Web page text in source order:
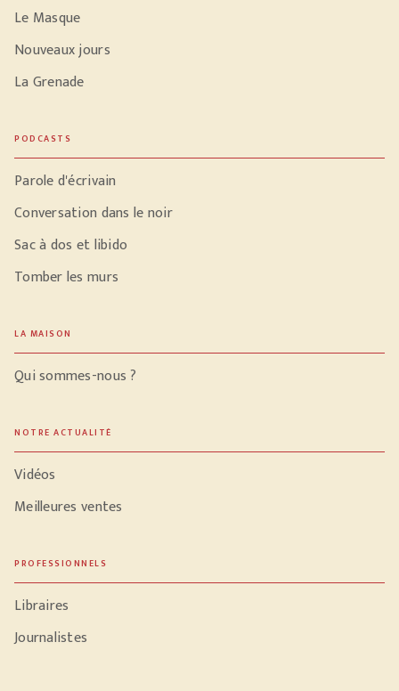
Le Masque
Nouveaux jours
La Grenade
PODCASTS
Parole d'écrivain
Conversation dans le noir
Sac à dos et libido
Tomber les murs
LA MAISON
Qui sommes-nous ?
NOTRE ACTUALITÉ
Vidéos
Meilleures ventes
PROFESSIONNELS
Libraires
Journalistes